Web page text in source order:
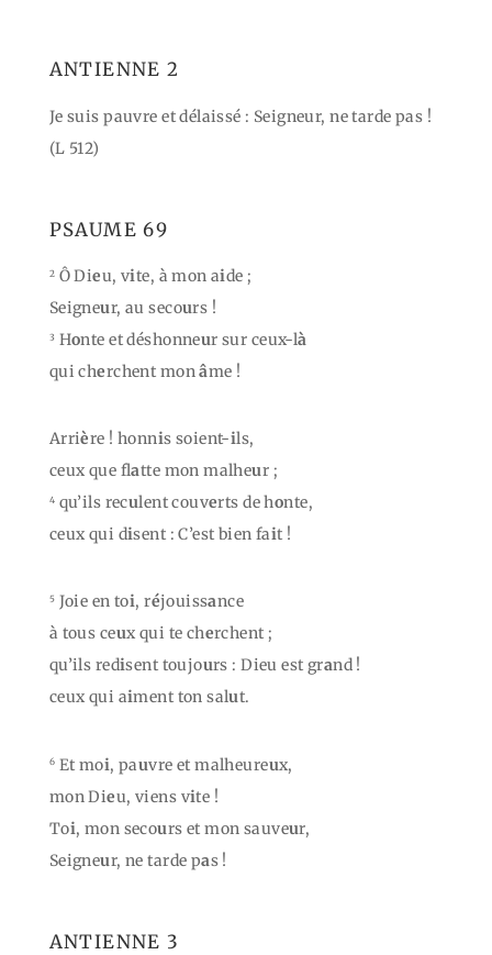
ANTIENNE 2
Je suis pauvre et délaissé : Seigneur, ne tarde pas !
(L 512)
PSAUME 69
2 Ô Dieu, vite, à mon aide ;
Seigneur, au secours !
3 Honte et déshonneur sur ceux-là
qui cherchent monâme !
Arrière ! honnis soient-ils,
ceux que flatte mon malheur ;
4 qu’ils reculent couverts de honte,
ceux qui disent : C’est bien fait !
5 Joie en toi, réjouissance
à tous ceux qui te cherchent ;
qu’ils redisent toujours : Dieu est grand !
ceux qui aiment ton salut.
6 Et moi, pauvre et malheureux,
mon Dieu, viens vite !
Toi, mon secours et mon sauveur,
Seigneur, ne tarde pas !
ANTIENNE 3